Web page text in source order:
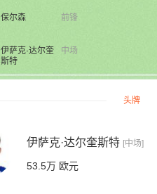
前锋
保尔森
中场
伊萨克·达尔奎
斯特
头牌
伊萨克·达尔奎斯特 [中场]
53.5万 欧元